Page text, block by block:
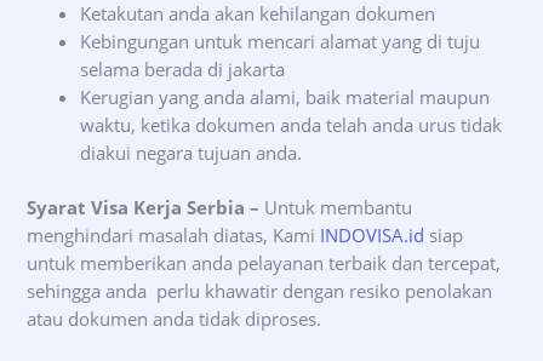
Ketakutan anda akan kehilangan dokumen
Kebingungan untuk mencari alamat yang di tuju
selama berada di jakarta
Kerugian yang anda alami, baik material maupun
waktu, ketika dokumen anda telah anda urus tidak
diakui negara tujuan anda.
Syarat Visa Kerja Serbia – Untuk membantu
menghindari masalah diatas, Kami INDOVISA.id siap
untuk memberikan anda pelayanan terbaik dan tercepat,
sehingga anda perlu khawatir dengan resiko penolakan
atau dokumen anda tidak diproses.